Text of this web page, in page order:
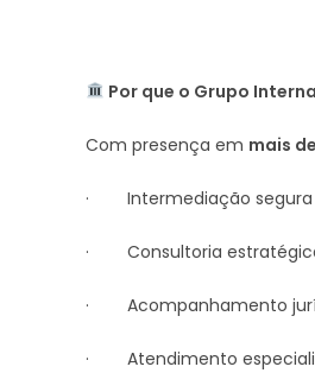
Por que o Grupo
Com presença em mais
· Intermediação segura
· Consultoria estratégica
· Acompanhamento
· Atendimento